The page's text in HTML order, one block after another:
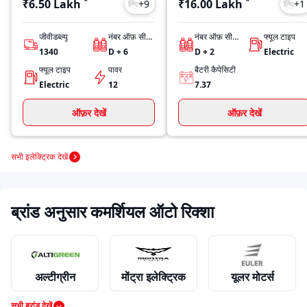
₹6.50 Lakh +9
जीवीडब्ल्यू
1340
नंबर ऑफ़ सीट्स
D + 6
फ्यूल टाइप
Electric
पावर
12
ऑफ़र देखें
₹16.00 Lakh +1
नंबर ऑफ़ सीट्स
D + 2
फ्यूल टाइप
Electric
बैटरी कैपेसिटी
7.37
ऑफ़र देखें
सभी इलेक्ट्रिक देखें
ब्रांड अनुसार कमर्शियल ऑटो रिक्शा
अल्टीग्रीन मोंट्रा इलेक्ट्रिक यूलर मोटर्स